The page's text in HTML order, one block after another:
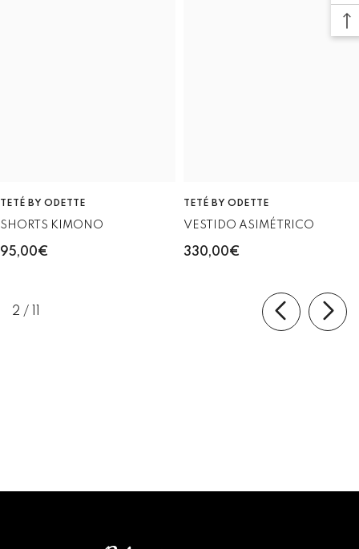
TETÉ BY ODETTE
SHORTS KIMONO
95,00€
TETÉ BY ODETTE
VESTIDO ASIMÉTRICO
330,00€
2 /